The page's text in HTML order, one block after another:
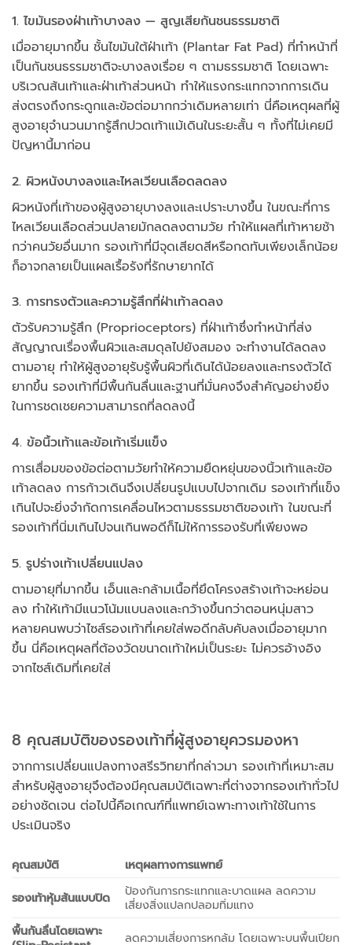
1. ไขมันรองฝ่าเท้าบางลง — สูญเสียกันชนธรรมชาติ
เมื่ออายุมากขึ้น ชั้นไขมันใต้ฝ่าเท้า (Plantar Fat Pad) ที่ทำหน้าที่
เป็นกันชนธรรมชาติจะบางลงเรื่อย ๆ ตามธรรมชาติ โดยเฉพาะ
บริเวณส้นเท้าและฝ่าเท้าส่วนหน้า ทำให้แรงกระแทกจากการเดิน
ส่งตรงถึงกระดูกและข้อต่อมากกว่าเดิมหลายเท่า นี่คือเหตุผลที่ผู้
สูงอายุจำนวนมากรู้สึกปวดเท้าแม้เดินในระยะสั้น ๆ ทั้งที่ไม่เคยมี
ปัญหานี้มาก่อน
2. ผิวหนังบางลงและไหลเวียนเลือดลดลง
ผิวหนังที่เท้าของผู้สูงอายุบางลงและเปราะบางขึ้น ในขณะที่การ
ไหลเวียนเลือดส่วนปลายมักลดลงตามวัย ทำให้แผลที่เท้าหายช้า
กว่าคนวัยอื่นมาก รองเท้าที่มีจุดเสียดสีหรือกดทับเพียงเล็กน้อย
ก็อาจกลายเป็นแผลเรื้อรังที่รักษายากได้
3. การทรงตัวและความรู้สึกที่ฝ่าเท้าลดลง
ตัวรับความรู้สึก (Proprioceptors) ที่ฝ่าเท้าซึ่งทำหน้าที่ส่ง
สัญญาณเรื่องพื้นผิวและสมดุลไปยังสมอง จะทำงานได้ลดลง
ตามอายุ ทำให้ผู้สูงอายุรับรู้พื้นผิวที่เดินได้น้อยลงและทรงตัวได้
ยากขึ้น รองเท้าที่มีพื้นกันลื่นและฐานที่มั่นคงจึงสำคัญอย่างยิ่ง
ในการชดเชยความสามารถที่ลดลงนี้
4. ข้อนิ้วเท้าและข้อเท้าเริ่มแข็ง
การเสื่อมของข้อต่อตามวัยทำให้ความยืดหยุ่นของนิ้วเท้าและข้อ
เท้าลดลง การก้าวเดินจึงเปลี่ยนรูปแบบไปจากเดิม รองเท้าที่แข็ง
เกินไปจะยิ่งจำกัดการเคลื่อนไหวตามธรรมชาติของเท้า ในขณะที่
รองเท้าที่นิ่มเกินไปจนเกินพอดีก็ไม่ให้การรองรับที่เพียงพอ
5. รูปร่างเท้าเปลี่ยนแปลง
ตามอายุที่มากขึ้น เอ็นและกล้ามเนื้อที่ยึดโครงสร้างเท้าจะหย่อน
ลง ทำให้เท้ามีแนวโน้มแบนลงและกว้างขึ้นกว่าตอนหนุ่มสาว
หลายคนพบว่าไซส์รองเท้าที่เคยใส่พอดีกลับคับลงเมื่ออายุมาก
ขึ้น นี่คือเหตุผลที่ต้องวัดขนาดเท้าใหม่เป็นระยะ ไม่ควรอ้างอิง
จากไซส์เดิมที่เคยใส่
8 คุณสมบัติของรองเท้าที่ผู้สูงอายุควรมองหา
จากการเปลี่ยนแปลงทางสรีรวิทยาที่กล่าวมา รองเท้าที่เหมาะสม
สำหรับผู้สูงอายุจึงต้องมีคุณสมบัติเฉพาะที่ต่างจากรองเท้าทั่วไป
อย่างชัดเจน ต่อไปนี้คือเกณฑ์ที่แพทย์เฉพาะทางเท้าใช้ในการ
ประเมินจริง
คุณสมบัติ
เหตุผลทางการแพทย์
รองเท้าหุ้มส้นแบบปิด
ป้องกันการกระแทกและบาดแผล ลดความ
เสี่ยงสิ่งแปลกปลอมทิ่มแทง
พื้นกันลื่นโดยเฉพาะ
ลดความเสี่ยงการหกล้ม โดยเฉพาะบนพื้นเปียก